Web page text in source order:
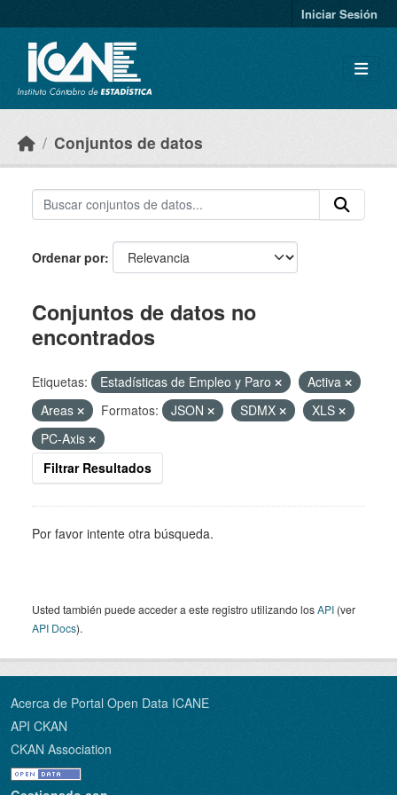
Iniciar Sesión
Conjuntos de datos
Ordenar por
Conjuntos de datos no
encontrados
Etiquetas: Estadísticas de Empleo y Paro
Activa
Areas
Formatos: JSON SDMX
XLS
PC-Axis
Filtrar Resultados
Por favor intente otra búsqueda.
Usted también puede acceder a este registro utilizando losAPI (ver
API Docs).
Acerca de Portal Open Data ICANE
API CKAN
CKAN Association